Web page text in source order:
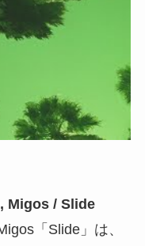
Migos / Slide
「Slide」は、